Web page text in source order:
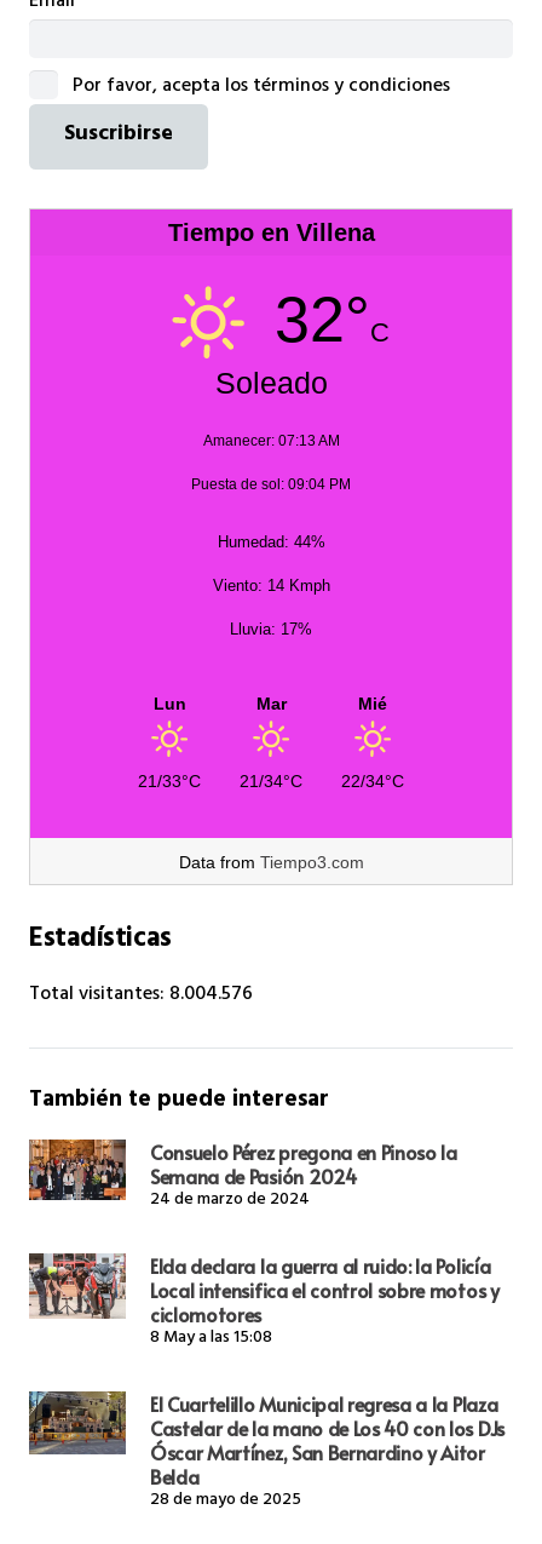
Por favor, acepta los términos y condiciones
Tiempo en Villena
32°C
Soleado
Amanecer: 07:13 AM
Puesta de sol: 09:04 PM
Humedad: 44%
Viento: 14 Kmph
Lluvia: 17%
Lun
21/33°C
Mar
21/34°C
Mié
22/34°C
Data from Tiempo3.com
Estadísticas
Total visitantes: 8.004.576
También te puede interesar
Consuelo Pérez pregona en Pinoso la
Semana de Pasión 2024
24 de marzo de 2024
Elda declara la guerra al ruido: la Policía
Local intensifica el control sobre motos y
ciclomotores
8 May a las 15:08
El Cuartelillo Municipal regresa a la Plaza
Castelar de la mano de Los 40 con los DJs
Óscar Martínez, San Bernardino y Aitor
Belda
28 de mayo de 2025